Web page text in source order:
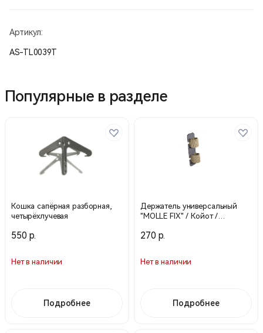
Артикул:
AS-TL0039T
Популярные в разделе
Кошка сапёрная разборная,
четырёхлучевая
550 р.
Нет в наличии
Подробнее
Держатель универсальный
"MOLLE FIX" / Койот /
270 р.
Нет в наличии
Подробнее